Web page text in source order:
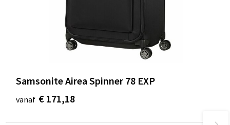
Samsonite Airea Spinner 78 EXP
vanaf € 171,18